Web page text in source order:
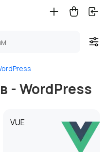
- WordPress
VUE